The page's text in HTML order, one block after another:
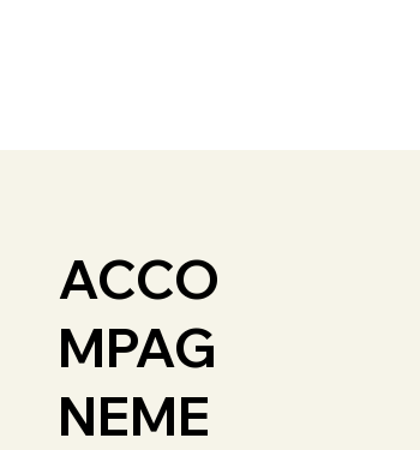
ACCO
MPAG
NEME